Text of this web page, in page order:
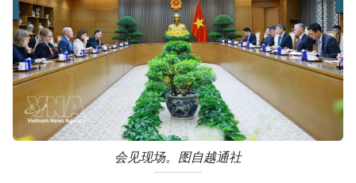
会见现场。图自越通社